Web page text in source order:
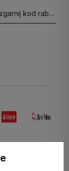
kod